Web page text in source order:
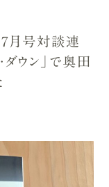
月号対談連
ウン」で奥田